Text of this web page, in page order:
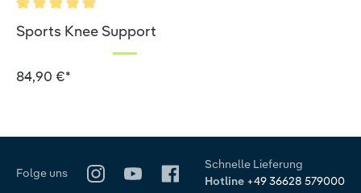
Durchschnittliche Bewertung von 5 von 5 Sternen
Sports Knee Support
84,90 €*
Folge uns
Schnelle Lieferung
Hotline +49 36628 579000